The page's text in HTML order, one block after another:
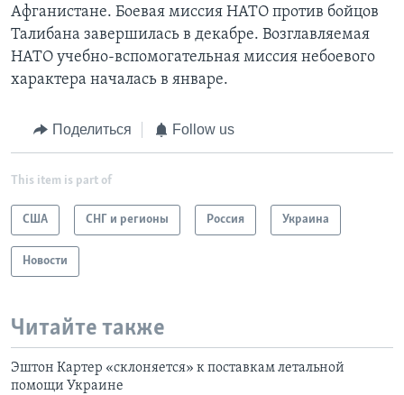
Афганистане. Боевая миссия НАТО против бойцов
Талибана завершилась в декабре. Возглавляемая
НАТО учебно-вспомогательная миссия небоевого
характера началась в январе.
Поделиться Follow us
This item is part of
США СНГ и регионы Россия Украина
Новости
Читайте также
Эштон Картер «склоняется» к поставкам летальной
помощи Украине